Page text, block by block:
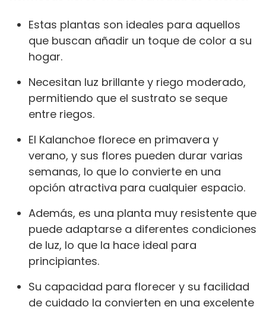
Estas plantas son ideales para aquellos
que buscan añadir un toque de color a su
hogar.
Necesitan luz brillante y riego moderado,
permitiendo que el sustrato se seque
entre riegos.
El Kalanchoe florece en primavera y
verano, y sus flores pueden durar varias
semanas, lo que lo convierte en una
opción atractiva para cualquier espacio.
Además, es una planta muy resistente que
puede adaptarse a diferentes condiciones
de luz, lo que la hace ideal para
principiantes.
Su capacidad para florecer y su facilidad
de cuidado la convierten en una excelente